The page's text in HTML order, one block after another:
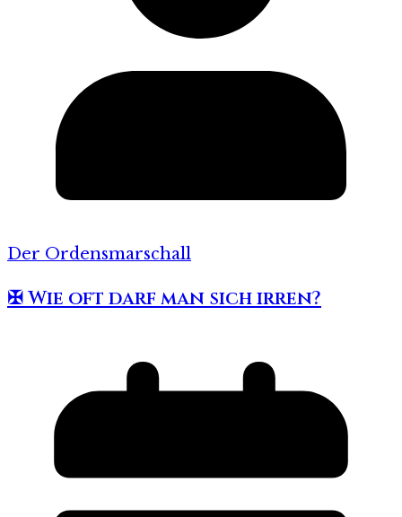
Der Ordensmarschall
✠ Wie oft darf man sich irren?